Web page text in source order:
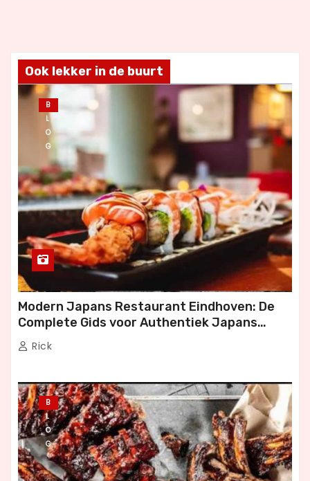
Ook lekker in de buurt
B
L
O
G
Modern Japans Restaurant Eindhoven: De
Complete Gids voor Authentiek Japans
Dineren
Rick
B
L
O
G